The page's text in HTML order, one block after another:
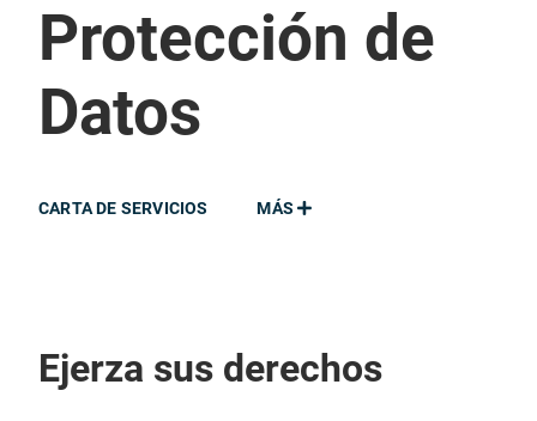
Protección de
Datos
MÁS
CARTA DE SERVICIOS
Ejerza sus derechos